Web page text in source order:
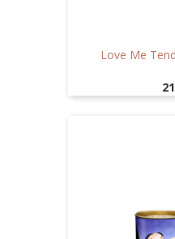
Love Me